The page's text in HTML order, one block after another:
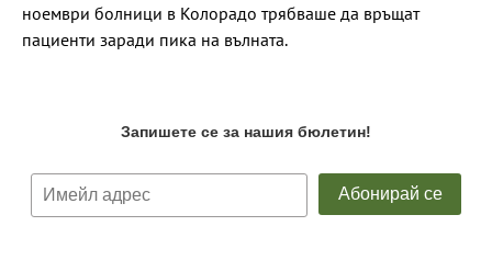
ноември болници в Колорадо трябваше да връщат
пациенти заради пика на вълната.